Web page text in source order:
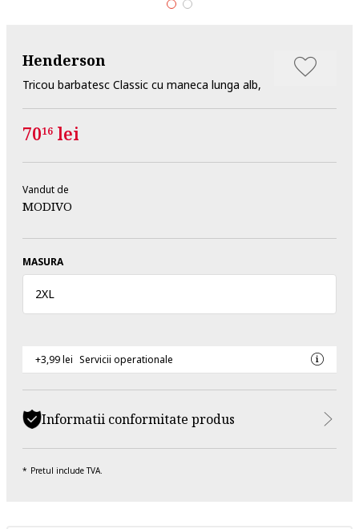
Henderson
Tricou barbatesc Classic cu maneca lunga alb,
7016 lei
Vandut de
MODIVO
MASURA
2XL
+3,99 lei Servicii operationale
Informatii conformitate produs
Pretul include TVA.